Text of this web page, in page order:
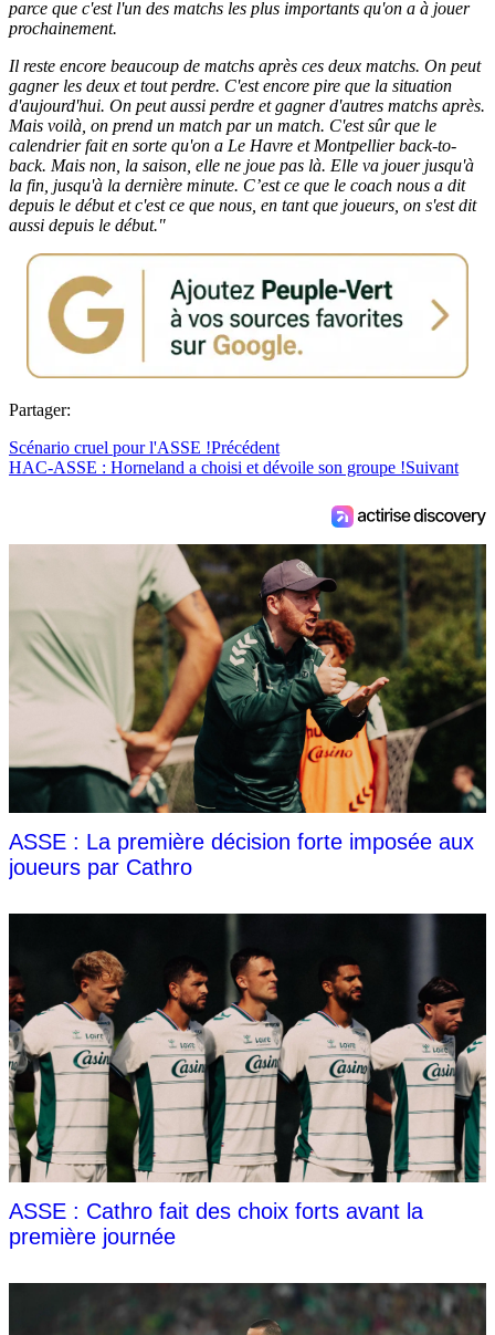
parce que c'est l'un des matchs les plus importants qu'on a à jouer
prochainement.
Il reste encore beaucoup de matchs après ces deux matchs. On peut
gagner les deux et tout perdre. C'est encore pire que la situation
d'aujourd'hui. On peut aussi perdre et gagner d'autres matchs après.
Mais voilà, on prend un match par un match. C'est sûr que le
calendrier fait en sorte qu'on a Le Havre et Montpellier back-to-
back. Mais non, la saison, elle ne joue pas là. Elle va jouer jusqu'à
la fin, jusqu'à la dernière minute. C’est ce que le coach nous a dit
depuis le début et c'est ce que nous, en tant que joueurs, on s'est dit
aussi depuis le début."
Partager:
Scénario cruel pour l'ASSE !Précédent
HAC-ASSE : Horneland a choisi et dévoile son groupe !Suivant
ASSE : La première décision forte imposée aux
joueurs par Cathro
ASSE : Cathro fait des choix forts avant la
première journée